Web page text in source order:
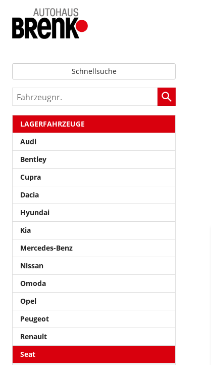
Schnellsuche
Fahrzeugnr.
LAGERFAHRZEUGE
Audi
Bentley
Cupra
Dacia
Hyundai
Kia
Mercedes-Benz
Nissan
Omoda
Opel
Peugeot
Renault
Seat